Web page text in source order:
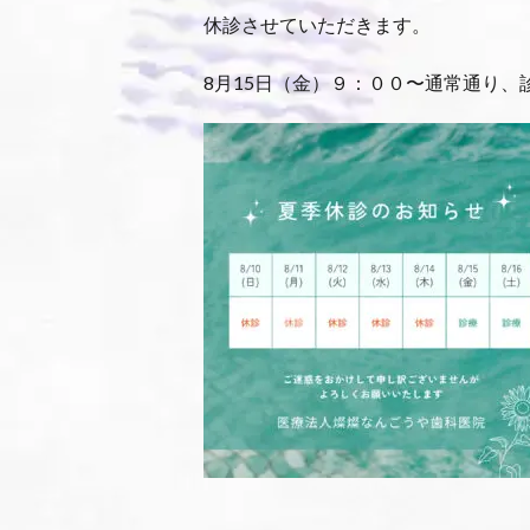
休診させていただきます。
8月15日（金）９：００〜通常通り、